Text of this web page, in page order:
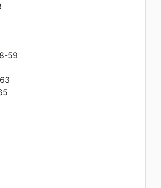
59